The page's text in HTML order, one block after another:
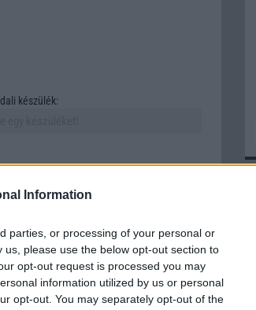
Information
parties, or processing of your personal or
please use the below opt-out section to
opt-out request is processed you may
information utilized by us or personal
opt-out. You may separately opt-out of the
készülék:
feladat azok számára, akik új
számos szempontot vonz magára,
két szabadon választott
a döntésünket meghatározzák.